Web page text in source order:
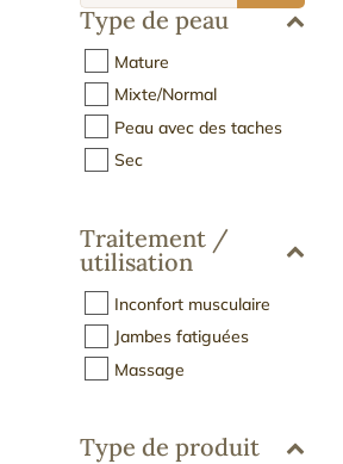
Type de peau
Mature
Mixte/Normal
Peau avec des taches
Sec
Traitement /
utilisation
Inconfort musculaire
Jambes fatiguées
Massage
Type de produit